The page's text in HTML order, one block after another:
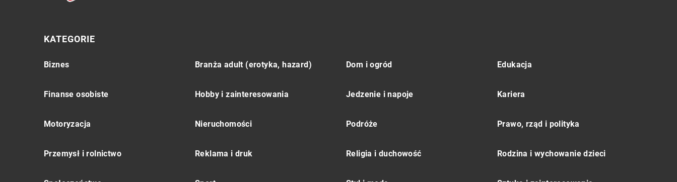
KATEGORIE
Biznes Branża adult (erotyka, hazard) Dom i ogród Edukacja
Finanse osobiste Hobby i zainteresowania Jedzenie i napoje Kariera
Motoryzacja Nieruchomości Podróże Prawo, rząd i polityka
Przemysł i rolnictwo Reklama i druk Religia i duchowość Rodzina i wychowanie dzieci